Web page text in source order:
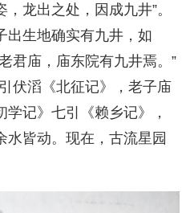
龙出之处，因成九井”。
出生地确实有九井，如
君庙，庙东院有九井焉。”
伏滔《北征记》，老子庙
记》七引《赖乡记》，
水皆动。现在，古流星园